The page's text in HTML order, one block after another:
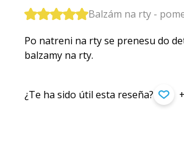
Balzám na rty -
Po natreni na rty se prenesu do
balzamy na rty.
¿Te ha sido útil esta reseña?